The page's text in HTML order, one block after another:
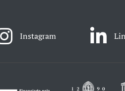
Instagram